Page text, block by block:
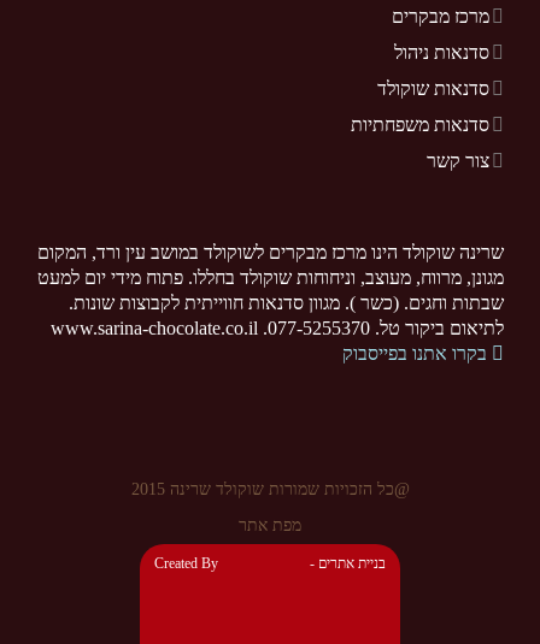
מרכז מבקרים
סדנאות ניהול
סדנאות שוקולד
סדנאות משפחתיות
צור קשר
שרינה שוקולד הינו מרכז מבקרים לשוקולד במושב עין ורד, המקום
מגונן, מרווח, מעוצב, וניחוחות שוקולד בחללו. פתוח מידי יום למעט
שבתות וחגים. (כשר ). מגוון סדנאות חווייתית לקבוצות שונות.
לתיאום ביקור טל. 077-5255370. www.sarina-chocolate.co.il
בקרו אתנו בפייסבוק
@כל הזכויות שמורות שוקולד שרינה 2015
מפת אתר
Created By - בניית אתרים